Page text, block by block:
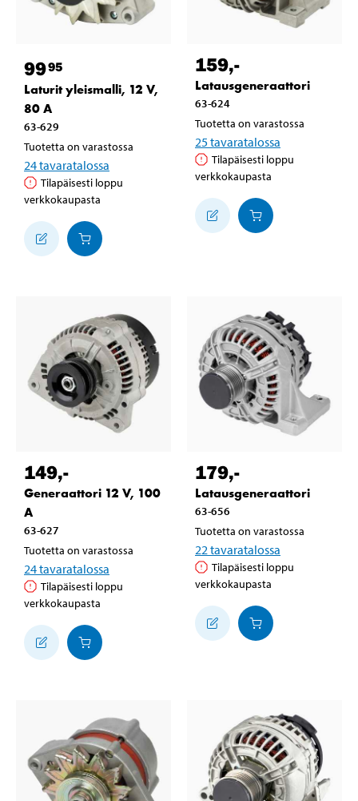
9995
Laturit yleismalli, 12 V,
80 A
63-629
Tuotetta on varastossa
24tavaratalossa
Tilapäisesti loppu
verkkokaupasta
159,-
Latausgeneraattori
63-624
Tuotetta on varastossa
25tavaratalossa
Tilapäisesti loppu
verkkokaupasta
149,-
Generaattori 12 V, 100
A
63-627
Tuotetta on varastossa
24tavaratalossa
Tilapäisesti loppu
verkkokaupasta
179,-
Latausgeneraattori
63-656
Tuotetta on varastossa
22 tavaratalossa
Tilapäisesti loppu
verkkokaupasta